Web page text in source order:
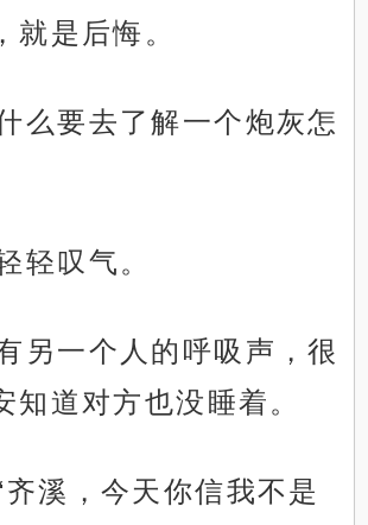
就是后悔。
么要去了解一个炮灰怎
轻叹气。
另一个人的呼吸声，很
知道对方也没睡着。
齐溪，今天你信我不是